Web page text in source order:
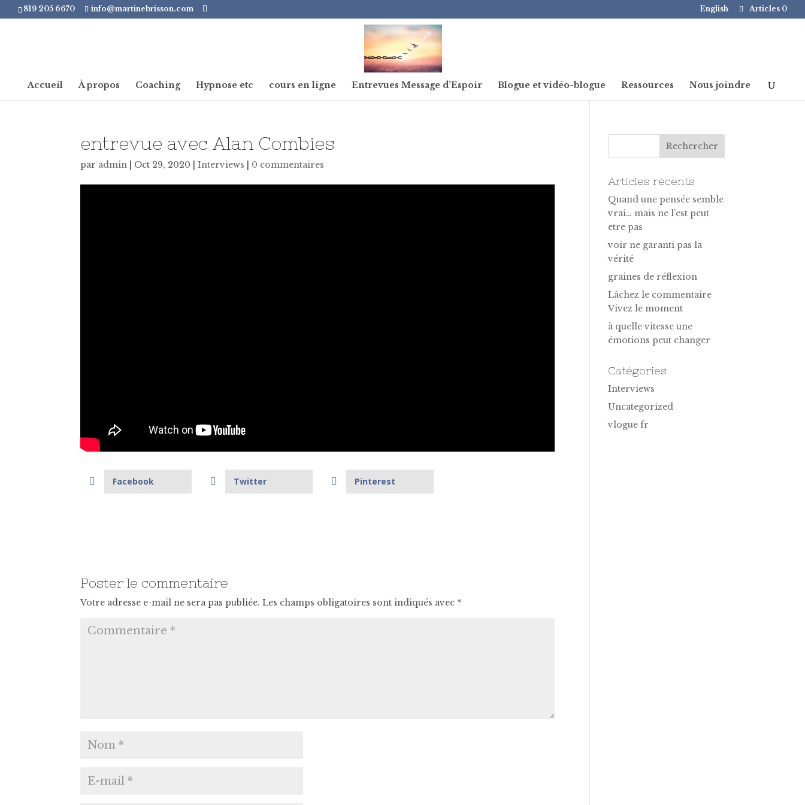
819 205 6670 info@martinebrisson.com English Articles 0
Accueil À propos Coaching Hypnose etc cours en ligne Entrevues Message d’Espoir Blogue et vidéo-blogue Ressources Nous joindre
entrevue avec Alan Combies
par admin Oct 29, 2020 |Interviews 0 commentaires
Facebook Twitter Pinterest
Poster le commentaire
Votre adresse e-mail ne sera pas publiée. Les champs obligatoires sont indiqués avec *
Articles récents
Quand une pensée semble
vrai… mais ne l’est peut
etre pas
voir ne garanti pas la
vérité
graines de réflexion
Lâchez le commentaire
Vivez le moment
à quelle vitesse une
émotions peut changer
Catégories
Interviews
Uncategorized
vlogue fr